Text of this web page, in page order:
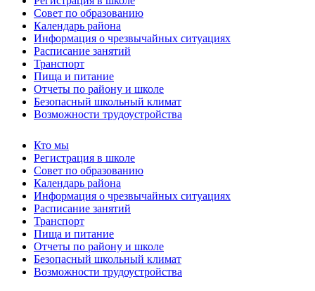
Совет по образованию
Календарь района
Информация о чрезвычайных ситуациях
Расписание занятий
Транспорт
Пища и питание
Отчеты по району и школе
Безопасный школьный климат
Возможности трудоустройства
Кто мы
Регистрация в школе
Совет по образованию
Календарь района
Информация о чрезвычайных ситуациях
Расписание занятий
Транспорт
Пища и питание
Отчеты по району и школе
Безопасный школьный климат
Возможности трудоустройства